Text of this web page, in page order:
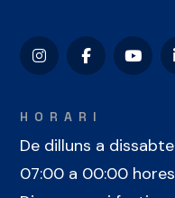
HORARI
De dilluns a dissabte
07:00 a 00:00 hores